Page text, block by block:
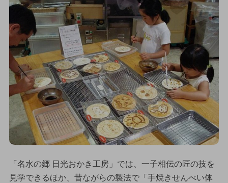
「名水の郷 日光おかき工房」では、一子相伝の匠の技を
見学できるほか、昔ながらの製法で「手焼きせんべい体